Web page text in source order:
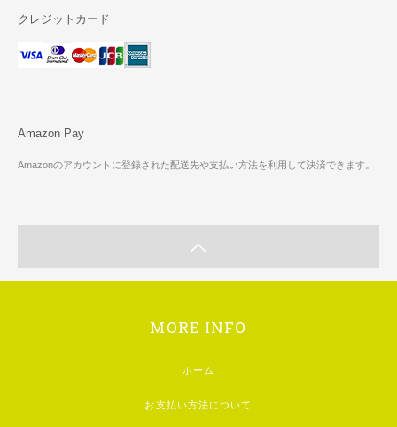
クレジットカード
Amazon Pay
Amazonのアカウントに登録された配送先や支払い方法を利用して決済できます。
MORE INFO
ホーム
お支払い方法について